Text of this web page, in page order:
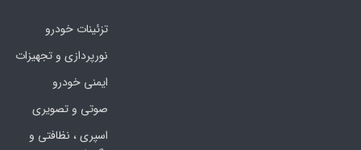
تزئینات خودرو
نورپردازی و تجهیزات
ایمنی خودرو
صوتی و تصویری
اسپری ، نظافتی و